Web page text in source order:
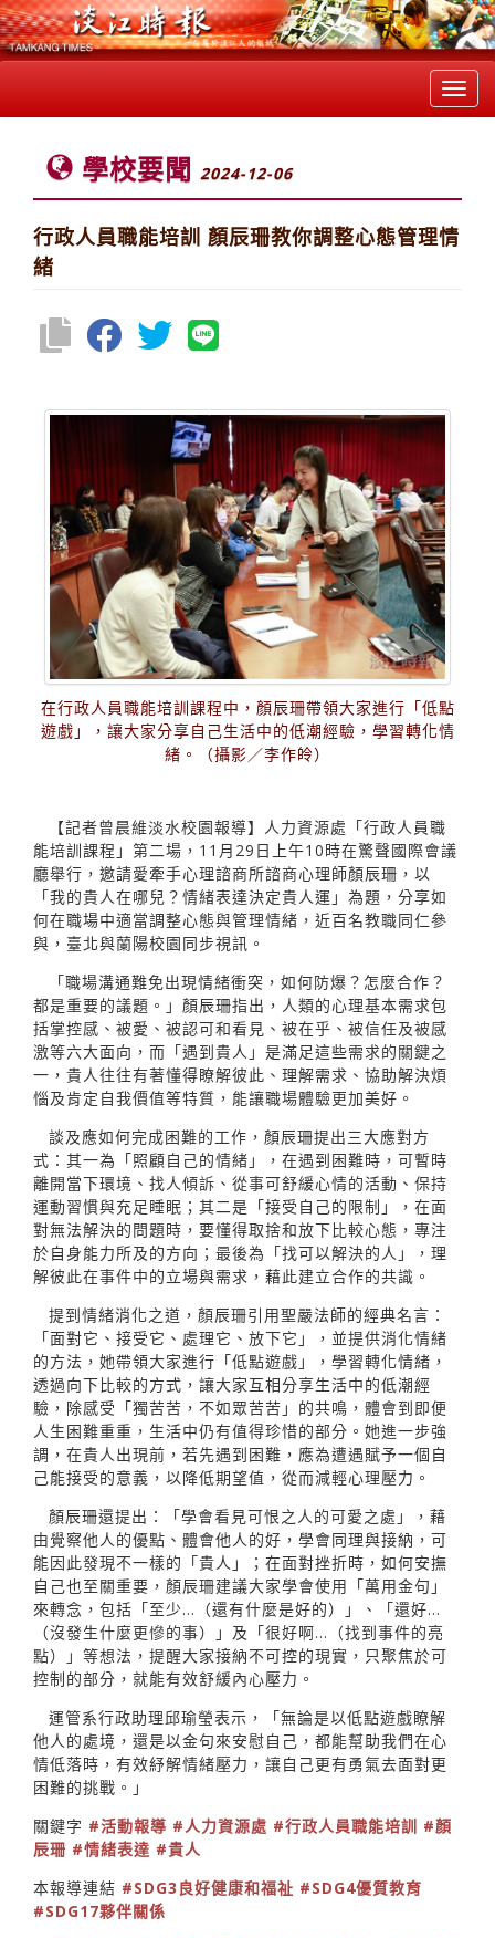
學校要聞 2024-12-06
行政人員職能培訓 顏辰珊教你調整心態管理情
緒
在行政人員職能培訓課程中，顏辰珊帶領大家進行「低點
遊戲」，讓大家分享自己生活中的低潮經驗，學習轉化情
緒。（攝影／李作皊）
【記者曾晨維淡水校園報導】人力資源處「行政人員職
能培訓課程」第二場，11月29日上午10時在驚聲國際會議
廳舉行，邀請愛牽手心理諮商所諮商心理師顏辰珊，以
「我的貴人在哪兒？情緒表達決定貴人運」為題，分享如
何在職場中適當調整心態與管理情緒，近百名教職同仁參
與，臺北與蘭陽校園同步視訊。
「職場溝通難免出現情緒衝突，如何防爆？怎麼合作？
都是重要的議題。」顏辰珊指出，人類的心理基本需求包
括掌控感、被愛、被認可和看見、被在乎、被信任及被感
激等六大面向，而「遇到貴人」是滿足這些需求的關鍵之
一，貴人往往有著懂得瞭解彼此、理解需求、協助解決煩
惱及肯定自我價值等特質，能讓職場體驗更加美好。
談及應如何完成困難的工作，顏辰珊提出三大應對方
式：其一為「照顧自己的情緒」，在遇到困難時，可暫時
離開當下環境、找人傾訴、從事可舒緩心情的活動、保持
運動習慣與充足睡眠；其二是「接受自己的限制」，在面
對無法解決的問題時，要懂得取捨和放下比較心態，專注
於自身能力所及的方向；最後為「找可以解決的人」，理
解彼此在事件中的立場與需求，藉此建立合作的共識。
提到情緒消化之道，顏辰珊引用聖嚴法師的經典名言：
「面對它、接受它、處理它、放下它」，並提供消化情緒
的方法，她帶領大家進行「低點遊戲」，學習轉化情緒，
透過向下比較的方式，讓大家互相分享生活中的低潮經
驗，除感受「獨苦苦，不如眾苦苦」的共鳴，體會到即便
人生困難重重，生活中仍有值得珍惜的部分。她進一步強
調，在貴人出現前，若先遇到困難，應為遭遇賦予一個自
己能接受的意義，以降低期望值，從而減輕心理壓力。
顏辰珊還提出：「學會看見可恨之人的可愛之處」，藉
由覺察他人的優點、體會他人的好，學會同理與接納，可
能因此發現不一樣的「貴人」；在面對挫折時，如何安撫
自己也至關重要，顏辰珊建議大家學會使用「萬用金句」
來轉念，包括「至少…（還有什麼是好的）」、「還好…
（沒發生什麼更慘的事）」及「很好啊…（找到事件的亮
點）」等想法，提醒大家接納不可控的現實，只聚焦於可
控制的部分，就能有效舒緩內心壓力。
運管系行政助理邱瑜瑩表示，「無論是以低點遊戲瞭解
他人的處境，還是以金句來安慰自己，都能幫助我們在心
情低落時，有效紓解情緒壓力，讓自己更有勇氣去面對更
困難的挑戰。」
關鍵字 #活動報導 #人力資源處 #行政人員職能培訓 #顏
辰珊 #情緒表達 #貴人
本報導連結 #SDG3良好健康和福祉 #SDG4優質教育
#SDG17夥伴關係